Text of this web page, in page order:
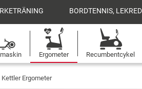
BORDTENNIS,
Ergometer Recumbentcykel
Kettler Ergometer